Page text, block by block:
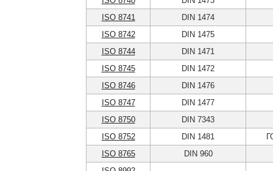
ISO 8741
DIN 1474
ISO 8742
DIN 1475
ISO 8744
DIN 1471
ISO 8745
DIN 1472
ISO 8746
DIN 1476
ISO 8747
DIN 1477
ISO 8750
DIN 7343
ISO 8752
DIN 1481
ISO 8765
DIN 960